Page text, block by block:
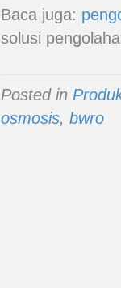
Baca juga:
solusi
Posted in
osmosis, bwro